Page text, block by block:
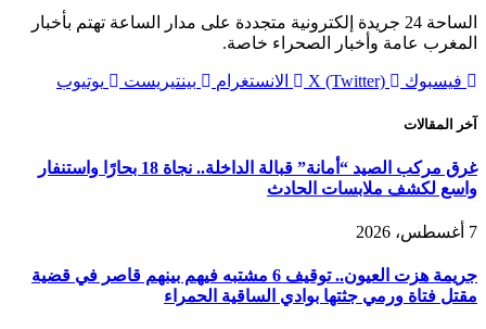
الساحة 24 جريدة إلكترونية متجددة على مدار الساعة تهتم بأخبار
المغرب عامة وأخبار الصحراء خاصة.
فيسبوك X (Twitter) الانستغرام بينتيريست يوتيوب
آخر المقالات
غرق مركب الصيد “أمانة” قبالة الداخلة.. نجاة 18 بحارًا واستنفار
واسع لكشف ملابسات الحادث
7 أغسطس، 2026
جريمة هزت العيون.. توقيف 6 مشتبه فيهم بينهم قاصر في قضية
مقتل فتاة ورمي جثتها بوادي الساقية الحمراء